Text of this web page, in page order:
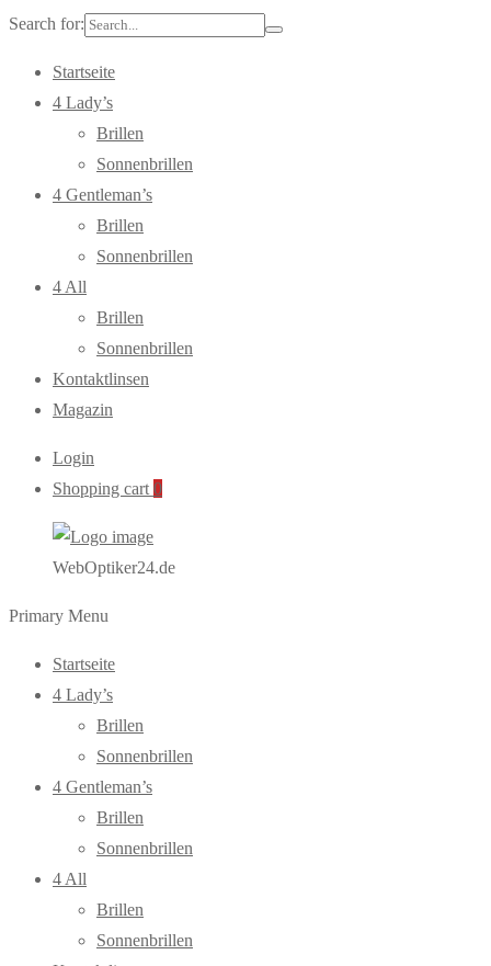
Search for:
Startseite
4 Lady’s
Brillen
Sonnenbrillen
4 Gentleman’s
Brillen
Sonnenbrillen
4 All
Brillen
Sonnenbrillen
Kontaktlinsen
Magazin
Login
Shopping cart 0
WebOptiker24.de
Primary Menu
Startseite
4 Lady’s
Brillen
Sonnenbrillen
4 Gentleman’s
Brillen
Sonnenbrillen
4 All
Brillen
Sonnenbrillen